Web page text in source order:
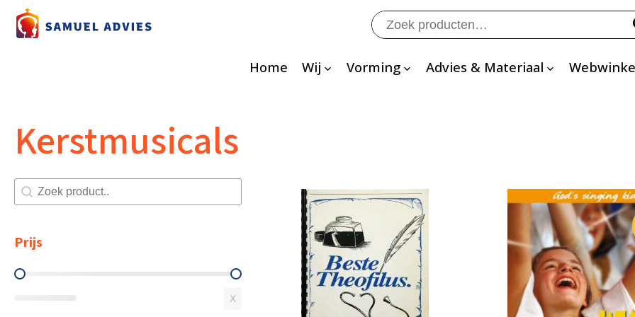
Zoeken
naar:
Home Wij Vorming Advies & Materiaal
Kerstmusicals
Zoeken shop
Search content
Prijs
Prijs
X